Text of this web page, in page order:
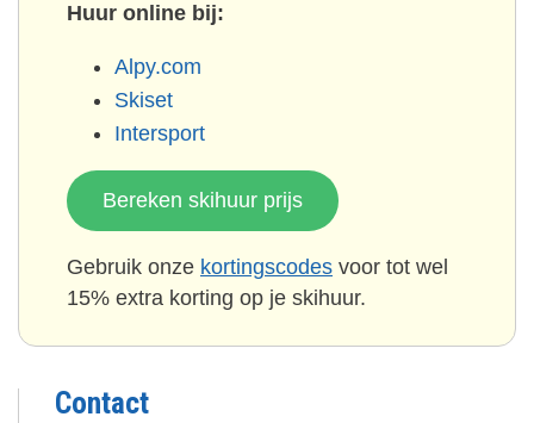
Huur online bij:
Alpy.com
Skiset
Intersport
Bereken skihuur prijs
Gebruik onze kortingscodes voor tot wel
15% extra korting op je skihuur.
Contact